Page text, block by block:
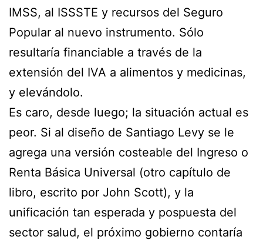
IMSS, al ISSSTE y recursos del Seguro
Popular al nuevo instrumento. Sólo
resultaría financiable a través de la
extensión del IVA a alimentos y medicinas,
y elevándolo.
Es caro, desde luego; la situación actual es
peor. Si al diseño de Santiago Levy se le
agrega una versión costeable del Ingreso o
Renta Básica Universal (otro capítulo de
libro, escrito por John Scott), y la
unificación tan esperada y pospuesta del
sector salud, el próximo gobierno contaría